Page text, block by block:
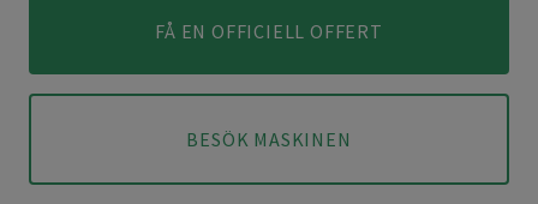
FÅ EN OFFICIELL OFFERT
BESÖK MASKINEN